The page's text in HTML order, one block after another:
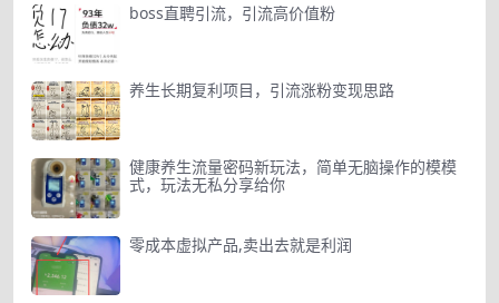
boss直聘引流，引流高价值粉
养生长期复利项目，引流涨粉变现思路
健康养生流量密码新玩法，简单无脑操作的模模
式，玩法无私分享给你
零成本虚拟产品,卖出去就是利润